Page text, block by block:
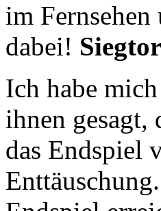
im
dabei!
Ich habe
ihnen gesagt,
das Endspiel